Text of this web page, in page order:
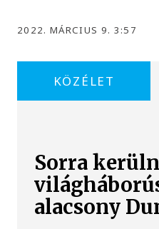
2022. MÁRCIUS 9. 3:57
KÖZÉLET
Sorra
alacsony